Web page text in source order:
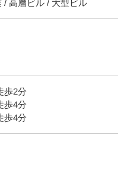
/ 高層ビル / 大型ビル
歩2分
歩4分
歩4分